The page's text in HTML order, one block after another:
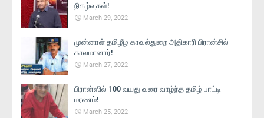
நிகழ்வுகள்!
March 29, 2022
முன்னாள் தமிழீழ காவல்துறை அதிகாரி பிரான்சில்
காலமானார்!
March 27, 2022
பிரான்ஸில் 100 வயது வரை வாழ்ந்த தமிழ் பாட்டி
மரணம்!
March 25, 2022